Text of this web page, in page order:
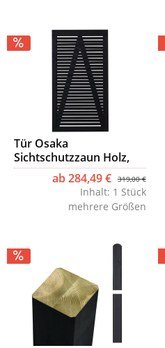
Tür Osaka
Sichtschutzzaun Holz,
schwarzab 284,49 € 319,00 €
Inhalt: 1 Stück
mehrere Größen